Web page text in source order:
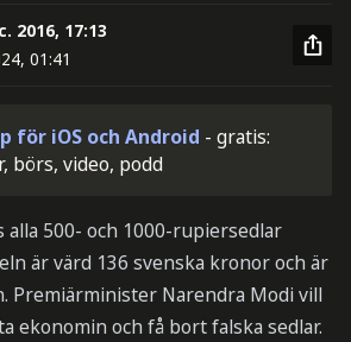
2016, 17:13
01:41
för iOS och Android - gratis:
börs, video, podd
500- och 1000-rupiersedlar
är värd 136 svenska kronor och är
Premiärminister Narendra Modi vill
ekonomin och få bort falska sedlar.